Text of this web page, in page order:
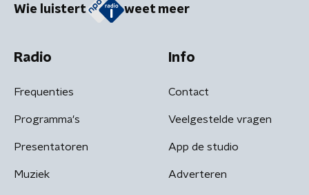
Wie luistert weet meer
Radio
Frequenties
Programma's
Presentatoren
Muziek
Info
Contact
Veelgestelde vragen
App de studio
Adverteren